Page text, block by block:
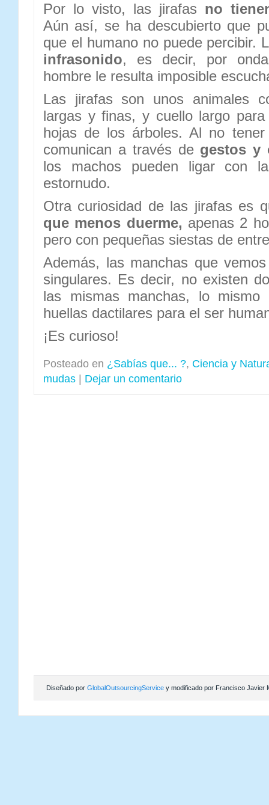
Por lo visto, las jirafas no
Aún así, se ha descubierto que
que el humano no puede percibir.
infrasonido, es decir, por
hombre le resulta imposible
Las jirafas son unos animales
largas y finas, y cuello largo
hojas de los árboles. Al no
comunican a través de gestos y
los machos pueden ligar con
estornudo.
Otra curiosidad de las jirafas es
que menos duerme, apenas 2
pero con pequeñas siestas de
Además, las manchas que
singulares. Es decir, no existen
las mismas manchas, lo
huellas dactilares para el ser
¡Es curioso!
Posteado en ¿Sabías que... ?, Ciencia y
mudas
Dejar un comentario
Diseñado por GlobalOutsourcingService y modificado por Francisco Javier